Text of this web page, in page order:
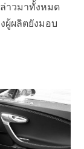
าวมาทั้งหมด
ผลิตยังมอบ